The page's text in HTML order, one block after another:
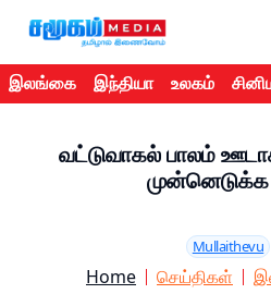
இலங்கை இந்தியா உலகம்
வட்டுவாகல் பாலம்
முன்னெடுக்க
Mullaithevu
Home செய்திகள்